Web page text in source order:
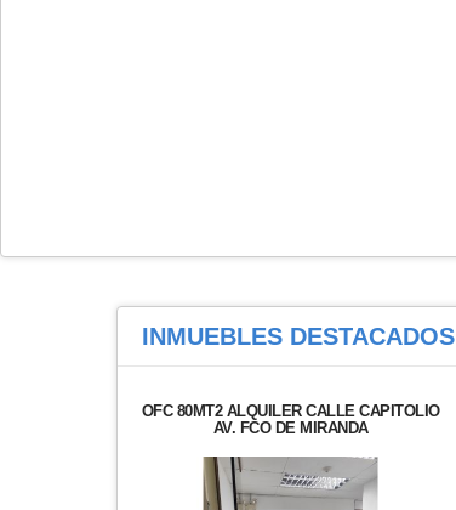
INMUEBLES DESTACADOS
OFC 80MT2 ALQUILER CALLE CAPITOLIO
AV. FCO DE MIRANDA